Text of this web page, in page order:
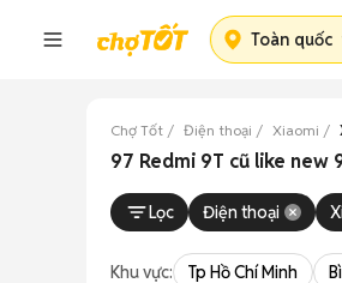
Toàn quốc
Chợ Tốt Điện thoại Xiaomi
97 Redmi 9T cũ like
Lọc Điện thoại
Khu vực: Tp Hồ Chí Minh